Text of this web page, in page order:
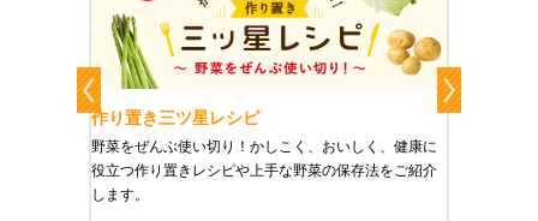
作り置き三ツ星レシピ
野菜をぜんぶ使い切り！かしこく、おいしく、健康に
役立つ作り置きレシピや上手な野菜の保存法をご紹介
します。